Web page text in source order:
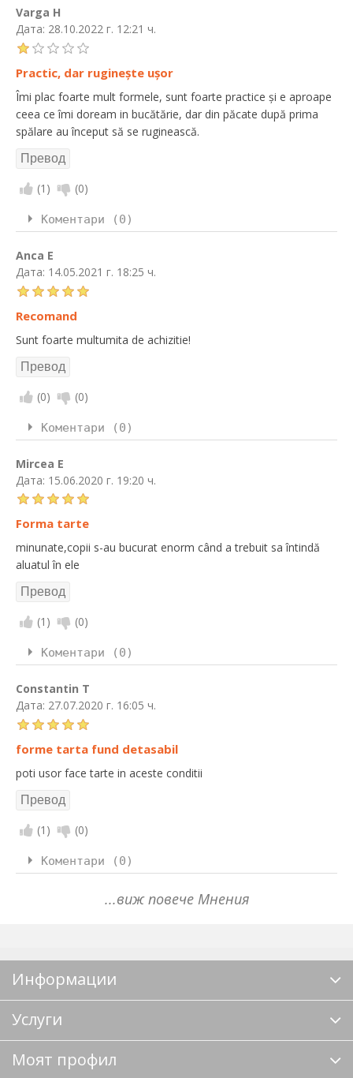
Varga H
Дата: 28.10.2022 г. 12:21 ч.
Practic, dar ruginește ușor
Îmi plac foarte mult formele, sunt foarte practice și e aproape
ceea ce îmi doream in bucătărie, dar din păcate după prima
spălare au început să se ruginească.
(1 ) (0)
Коментари (0)
Anca E
Дата: 14.05.2021 г. 18:25 ч.
Recomand
Sunt foarte multumita de achizitie!
(0) (0)
Коментари (0)
Mircea E
Дата: 15.06.2020 г. 19:20 ч.
Forma tarte
minunate,copii s-au bucurat enorm când a trebuit sa întindă
aluatul în ele
(1 ) (0)
Коментари (0)
Constantin T
Дата: 27.07.2020 г. 16:05 ч.
forme tarta fund detasabil
poti usor face tarte in aceste conditii
(1 ) (0)
Коментари (0)
...виж повече Мнения
Информации
Услуги
Моят профил